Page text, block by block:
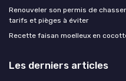
Renouveler son permis de
tarifs et pièges à éviter
Recette faisan moelleux en
Les derniers articles